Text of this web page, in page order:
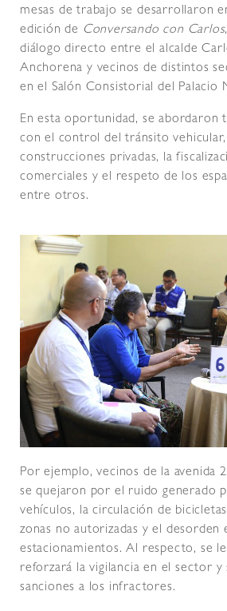
mesas de trabajo se desarrollaron
edición de Conversando con Carlos
diálogo directo entre el alcalde
Anchorena y vecinos de distintos
en el Salón Consistorial del Palacio
En esta oportunidad, se abordaron
con el control del tránsito vehicular,
construcciones privadas, la
comerciales y el respeto de los
entre otros.
Por ejemplo, vecinos de la avenida
se quejaron por el ruido generado
vehículos, la circulación de
zonas no autorizadas y el desorden
estacionamientos. Al respecto, se
reforzará la vigilancia en el sector y
sanciones a los infractores.